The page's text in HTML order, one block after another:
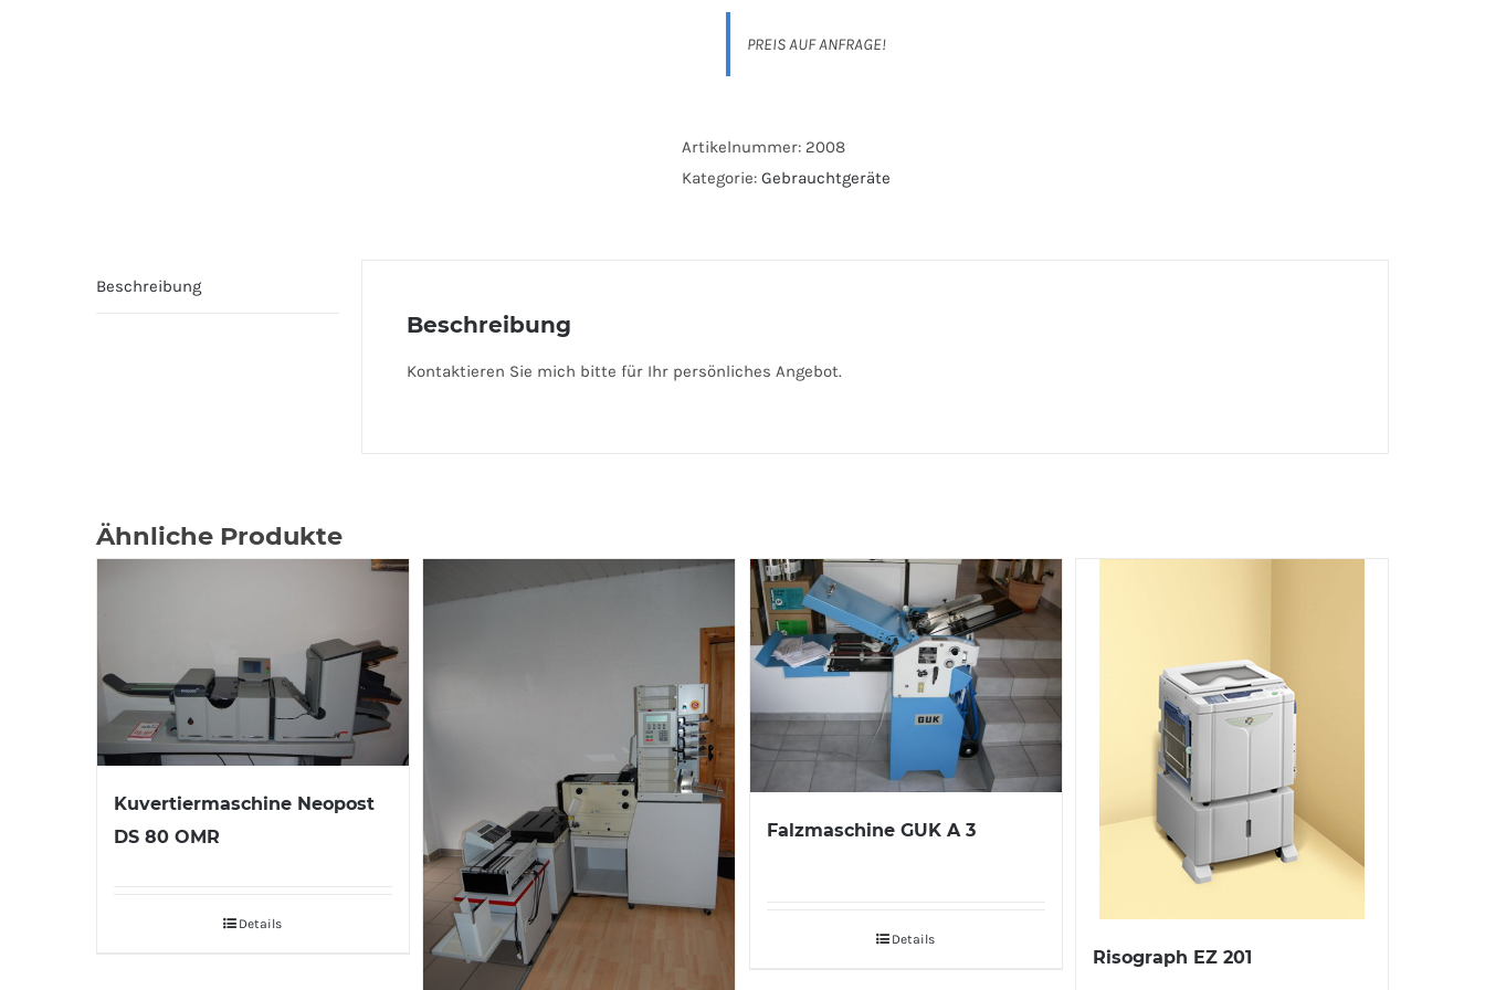
PREIS AUF ANFRAGE!
Artikelnummer: 2008
Kategorie: Gebrauchtgeräte
Beschreibung
Beschreibung
Kontaktieren Sie mich bitte für Ihr persönliches Angebot.
Ähnliche Produkte
Kuvertiermaschine Neopost
DS 80 OMR
Details
Falzmaschine GUK A 3
Details
Risograph EZ 201